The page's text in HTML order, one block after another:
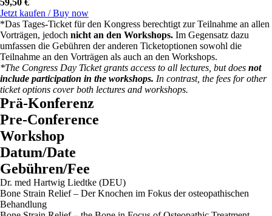
Pathologie
Myofascial Pain Syndrome and Central Sensitization: Integrating
Neuroscience with State-of-the-Art Assessment Techniques to
Determine the Primary Pathology
SON10 Workshop 22.11. 14:30–17:30
Myofasziales Schmerzsyndrom und zentrale Sensibilisierung:
Integration von Neurowissenschaften mit modernsten
Schmerzen
Myofascial Pain Syndrome and Central Sensitization: Integrating
Neuroscience with State-of-the-Art Management Techniques to
Relieve Chronic Pain & Optimize Patient Function
Experiencing Active Communication and Shared Decision-Making
in Practice
SOV12 Workshop 22.11. 9:30–12:30
Veränderung fördern: Die Kraft der Denkweise durch
Berührung erfahren
Enhancing Change: Experiencing the Power of Mindset Through
Touch
SON12 Workshop
Aktive Kommunikation und gemeinsame
Entscheidungsfindung in der Praxis erleben
Experiencing Active Communication and Shared Decision-Making
in Practice
59,50 €
Jetzt kaufen / Buy now
*Das Tages-Ticket für den Kongress berechtigt zur Teilnahme an allen
Vorträgen, jedoch nicht an den Workshops. Im Gegensatz dazu
umfassen die Gebühren der anderen Ticketoptionen sowohl die
Teilnahme an den Vorträgen als auch an den Workshops.
*The Congress Day Ticket grants access to all lectures, but does not
include participation in the workshops. In contrast, the fees for other
ticket options cover both lectures and workshops.
Prä-Konferenz
Pre-Conference
Workshop
Datum/Date
Gebühren/Fee
Dr. med Hartwig Liedtke (DEU)
Bone Strain Relief – Der Knochen im Fokus der osteopathischen
Behandlung